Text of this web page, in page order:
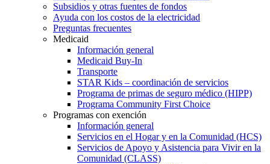
Subsidios y otras fuentes de fondos
Ayuda con los costos de la electricidad
Preguntas frecuentes
Medicaid
Información general
Medicaid Buy-In
Transporte
STAR Kids – coordinación de servicios
Programa de primas de seguro médico (HIPP)
Programa Community First Choice
Programas con exención
Información general
Servicios en el Hogar y en la Comunidad (HCS)
Servicios de Apoyo y Asistencia para Vivir en la
Comunidad (CLASS)